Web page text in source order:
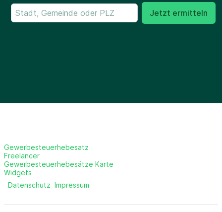
Jetzt ermitteln
Gewerbesteuerhebesatz
Freelancer
Gewerbesteuerhebesätze Karte
Widgets
Datenschutz Impressum